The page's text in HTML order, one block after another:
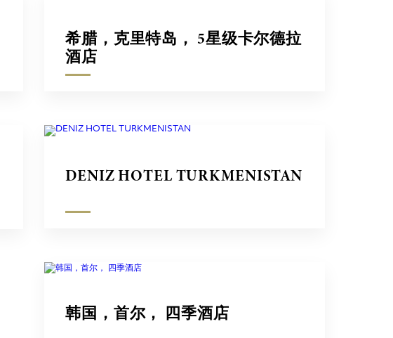
希腊，克里特岛， 5星级卡尔德拉
酒店
DENIZ HOTEL TURKMENISTAN
韩国，首尔， 四季酒店